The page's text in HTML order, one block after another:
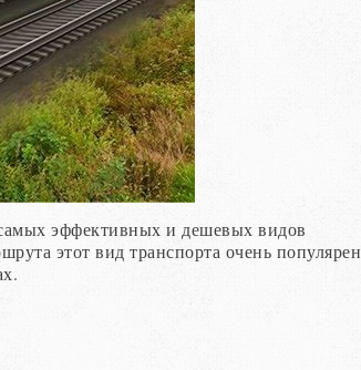
эффективных и дешевых видов
этот вид транспорта очень популярен